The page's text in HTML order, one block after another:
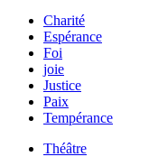
Charité
Espérance
Foi
joie
Justice
Paix
Tempérance
Théâtre